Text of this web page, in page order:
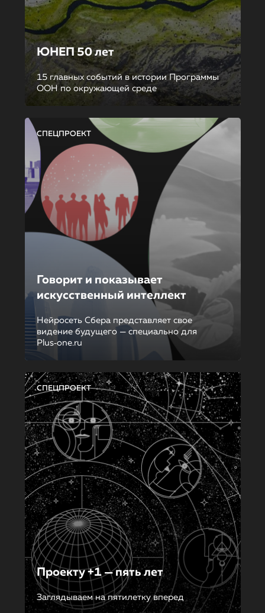
ЮНЕП 50 лет
15 главных событий в истории Программы
ООН по окружающей среде
СПЕЦПРОЕКТ
Говорит и показывает
искусственный интеллект
Нейросеть Сбера представляет свое
видение будущего — специально для
Plus‑one.ru
СПЕЦПРОЕКТ
Проекту +1 — пять лет
Заглядываем на пятилетку вперед